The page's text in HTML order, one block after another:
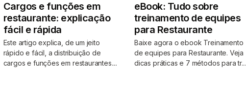
Cargos e funções em
restaurante: explicação
fácil e rápida
Este artigo explica, de um jeito
rápido e fácil, a distribuição de
cargos e funções em restaurantes....
eBook: Tudo sobre
treinamento de equipes
para Restaurante
Baixe agora o ebook Treinamento
de equipes para Restaurante. Veja
dicas práticas e 7 métodos para tr...